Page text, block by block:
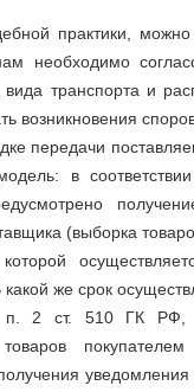
практики,
необходимо
транспорта и
возникновения
передачи
в
(выборка
же срок
п. 2 ст. 510 ГК РФ,
уведомления